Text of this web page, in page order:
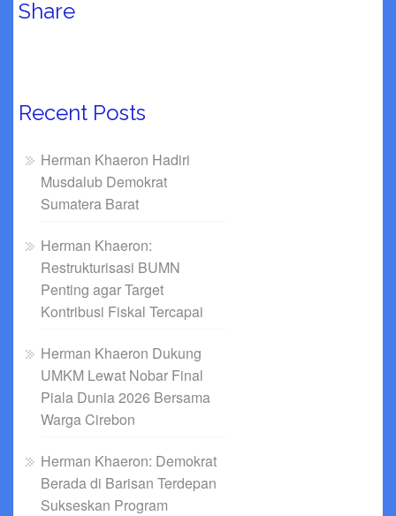
Share
Recent Posts
Herman Khaeron Hadiri
Musdalub Demokrat
Sumatera Barat
Herman Khaeron:
Restrukturisasi BUMN
Penting agar Target
Kontribusi Fiskal Tercapai
Herman Khaeron Dukung
UMKM Lewat Nobar Final
Piala Dunia 2026 Bersama
Warga Cirebon
Herman Khaeron: Demokrat
Berada di Barisan Terdepan
Sukseskan Program